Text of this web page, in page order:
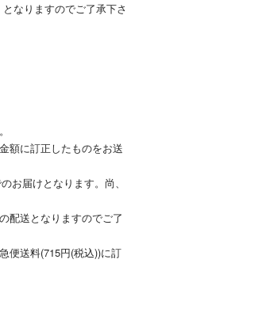
なりますのでご了承下さ
額に訂正したものをお送
お届けとなります。尚、
配送となりますのでご了
便送料(715円(税込))に訂